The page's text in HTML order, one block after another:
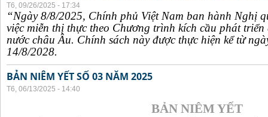
T6, 09/26/2025 - 17:34
“Ngày 8/8/2025, Chính phủ Việt Nam ban hành Nghị
việc miễn thị thực theo Chương trình kích cầu phát
nước châu Âu. Chính sách này được thực hiện kể từ
14/8/2028.
BẢN NIÊM YẾT SỐ 03 NĂM 2025
T6, 06/13/2025 - 14:40
BẢN NIÊM YẾT